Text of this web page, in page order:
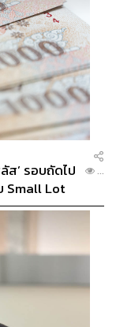
ส’ รอบถัดไป
Small Lot
...